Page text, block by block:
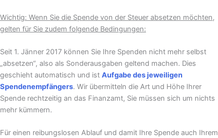
Wichtig: Wenn Sie die Spende von der Steuer absetzen möchten,
gelten für Sie zudem folgende Bedingungen:
Seit 1. Jänner 2017 können Sie Ihre Spenden nicht mehr selbst
„absetzen“, also als Sonderausgaben geltend machen. Dies
geschieht automatisch und ist Aufgabe des jeweiligen
Spendenempfängers. Wir übermitteln die Art und Höhe Ihrer
Spende rechtzeitig an das Finanzamt, Sie müssen sich um nichts
mehr kümmern.
Für einen reibungslosen Ablauf und damit Ihre Spende auch Ihrem